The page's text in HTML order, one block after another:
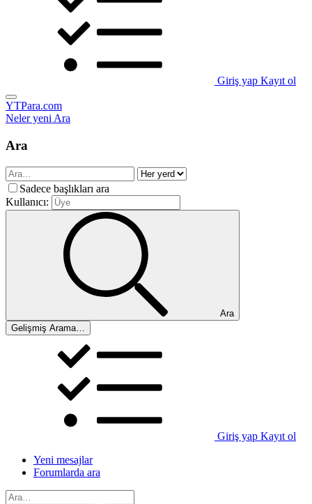
Giriş yap Kayıt ol
YTPara.com
Neler yeniAra
Ara
Sadece başlıkları ara
Kullanıcı:
Ara
Gelişmiş Arama…
Giriş yap Kayıt ol
Yeni mesajlar
Forumlarda ara